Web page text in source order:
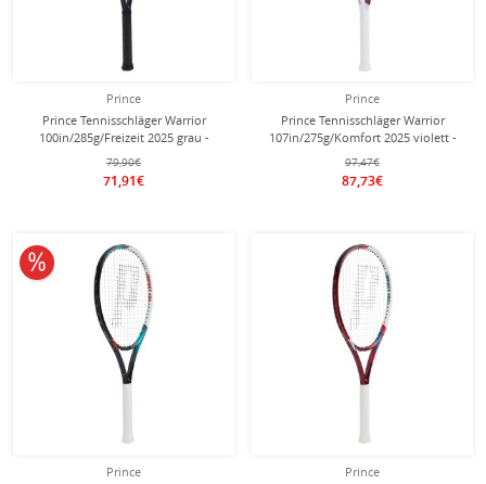
Prince
Prince Tennisschläger Warrior
100in/285g/Freizeit 2025 grau -
besaitet -
79,90€
71,91€
Prince
Prince Tennisschläger Warrior
107in/275g/Komfort 2025 violett -
besaitet -
97,47€
87,73€
Prince
10% reduziert
Prince